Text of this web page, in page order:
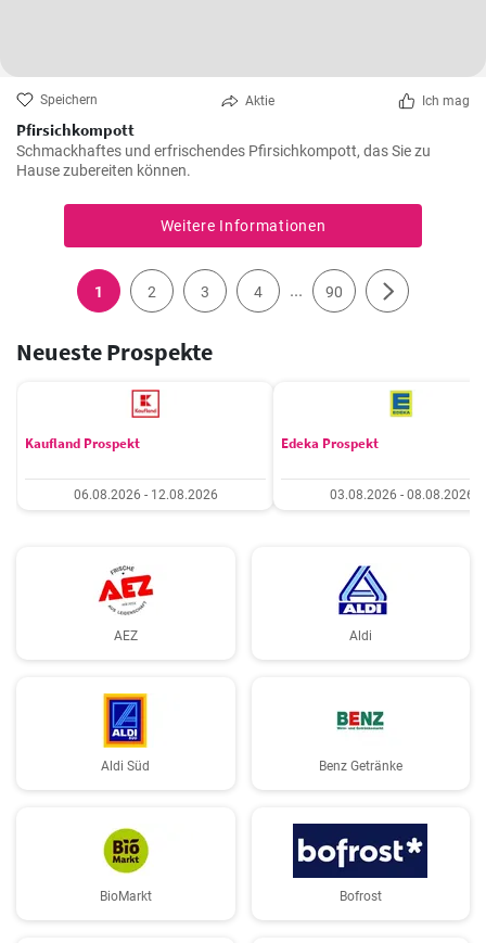
Speichern Aktie Ich mag
Pfirsichkompott
Schmackhaftes und erfrischendes Pfirsichkompott, das Sie zu
Hause zubereiten können.
Weitere Informationen
1 2 3 4 ... 90
Neueste Prospekte
Kaufland Prospekt
06.08.2026 - 12.08.2026
Edeka Prospekt
03.08.2026 - 08.08.2026
AEZ Aldi
Aldi Süd Benz Getränke
BioMarkt Bofrost